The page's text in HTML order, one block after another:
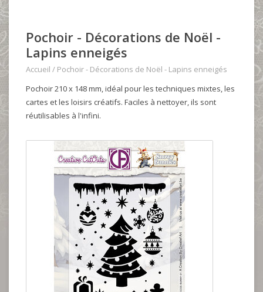
Pochoir - Décorations de Noël -
Lapins enneigés
Accueil / Pochoir - Décorations de Noël - Lapins enneigés
Pochoir 210 x 148 mm, idéal pour les techniques mixtes, les
cartes et les loisirs créatifs. Faciles à nettoyer, ils sont
réutilisables à l'infini.